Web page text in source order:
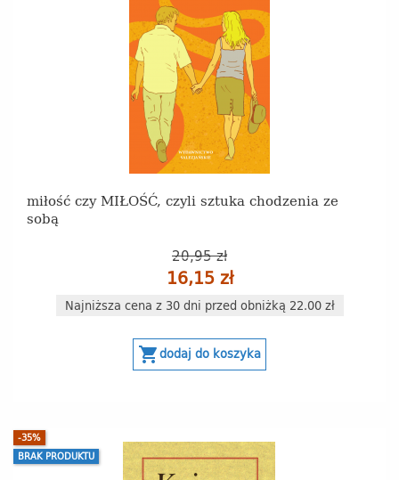
miłość czy MIŁOŚĆ, czyli sztuka chodzenia ze
sobą
20,95 zł
16,15 zł
Najniższa cena z 30 dni przed obniżką 22.00 zł
shopping_cartdodaj do koszyka
-35%
BRAK PRODUKTU